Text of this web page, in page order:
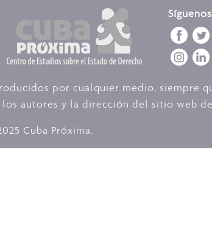
por cualquier medio, siempre
autores y la dirección del sitio web de
Cuba Próxima.